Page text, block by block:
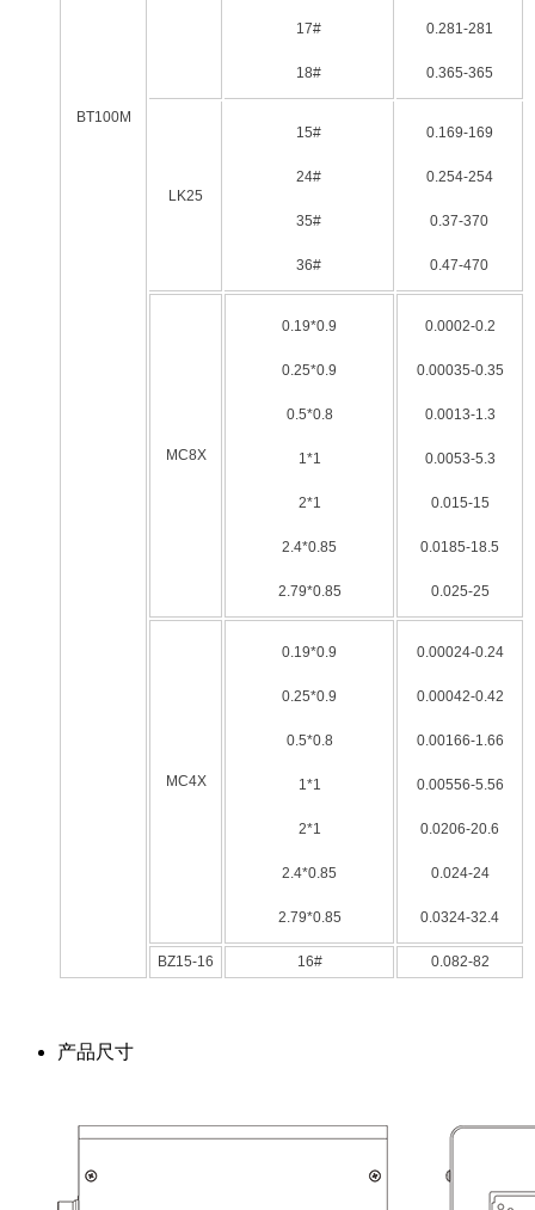
BT100M
17#
18#
0.281-281
0.365-365
LK25
15#
24#
35#
36#
0.169-169
0.254-254
0.37-370
0.47-470
MC8X
0.19*0.9
0.25*0.9
0.5*0.8
1*1
2*1
2.4*0.85
2.79*0.85
0.0002-0.2
0.00035-0.35
0.0013-1.3
0.0053-5.3
0.015-15
0.0185-18.5
0.025-25
MC4X
0.19*0.9
0.25*0.9
0.5*0.8
1*1
2*1
2.4*0.85
2.79*0.85
0.00024-0.24
0.00042-0.42
0.00166-1.66
0.00556-5.56
0.0206-20.6
0.024-24
0.0324-32.4
BZ15-16 16# 0.082-82
产品尺寸